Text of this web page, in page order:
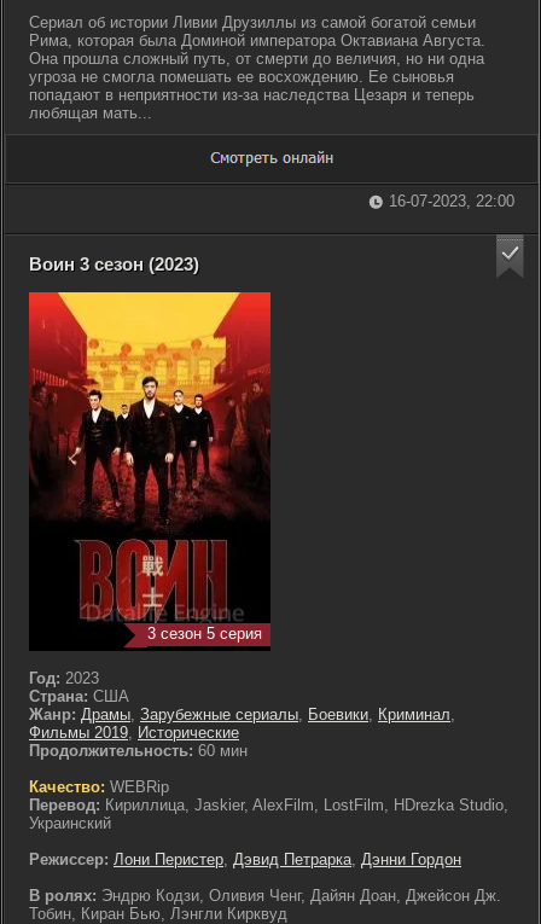
Сериал об истории Ливии Друзиллы из самой богатой семьи
Рима, которая была Доминой императора Октавиана Августа.
Она прошла сложный путь, от смерти до величия, но ни одна
угроза не смогла помешать ее восхождению. Ее сыновья
попадают в неприятности из-за наследства Цезаря и теперь
любящая мать...
16-07-2023, 22:00
Воин 3 сезон (2023)
3 сезон 5 серия
Год: 2023
Страна: США
Жанр: Драмы, Зарубежные сериалы, Боевики, Криминал,
Фильмы 2019, Исторические
Продолжительность: 60 мин
Качество: WEBRip
Перевод: Кириллица, Jaskier, AlexFilm, LostFilm, HDrezka Studio,
Украинский
Режиссер: Лони Перистер, Дэвид Петрарка, Дэнни Гордон
В ролях: Эндрю Кодзи, Оливия Ченг, Дайян Доан, Джейсон Дж.
Тобин, Киран Бью, Лэнгли Кирквуд